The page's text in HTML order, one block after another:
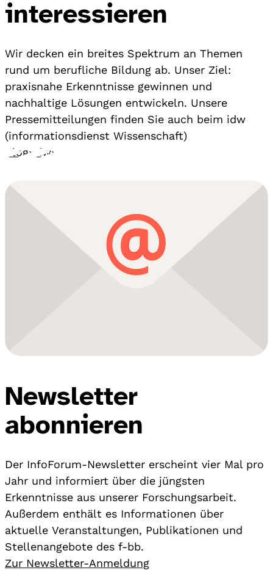
interessieren
Wir decken ein breites Spektrum an Themen
rund um berufliche Bildung ab. Unser Ziel:
praxisnahe Erkenntnisse gewinnen und
nachhaltige Lösungen entwickeln. Unsere
Pressemitteilungen finden Sie auch beim idw
(informationsdienst Wissenschaft)
Blog› idw›
Newsletter
abonnieren
Der InfoForum-Newsletter erscheint vier Mal pro
Jahr und informiert über die jüngsten
Erkenntnisse aus unserer Forschungsarbeit.
Außerdem enthält es Informationen über
aktuelle Veranstaltungen, Publikationen und
Stellenangebote des f-bb.
Zur Newsletter-Anmeldung